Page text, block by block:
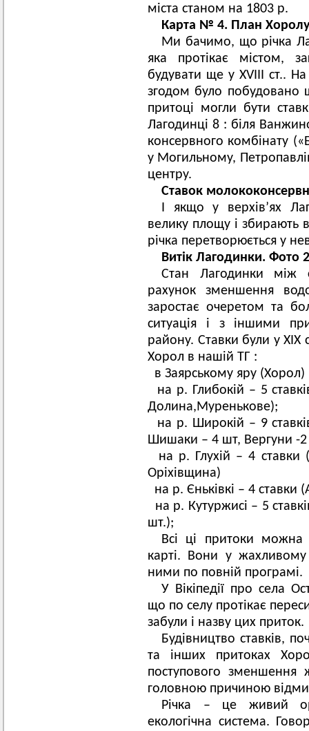
міста станом на 1803 р.
Карта № 4. План
Ми бачимо, що річка
яка протікає містом,
будувати ще у ХVIII ст..
згодом було побудовано
притоці могли бути
Лагодинці 8 : біля
консервного комбінату
у Могильному,
центру.
Ставок
І якщо у верхів’ях
велику площу і збирають
річка перетворюється у
Витік Лагодинки. Фото
Стан Лагодинки між
рахунок зменшення
заростає очеретом та
ситуація і з іншими
району. Ставки були у ХІХ
Хорол в нашій ТГ :
в Заярському яру (Хорол)
на р. Глибокій – 5
Долина,Муренькове);
на р. Широкій – 9
Шишаки – 4 шт, Вергуни -
на р. Глухій – 4
Оріхівщина)
на р. Єньківкі – 4 ставки
на р. Кутуржисі – 5
шт.);
Всі ці притоки можна
карті. Вони у жахливому
ними по повній програмі.
У Вікіпедії про села
що по селу протікає
забули і назву цих приток.
Будівництво ставків,
та інших притоках
поступового зменшення
головною причиною
Річка – це живий
екологічна система.